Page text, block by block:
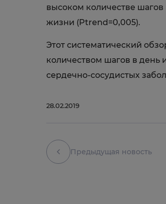
высоком количестве
жизни (Ptrend=0,005).
Этот систематический
количеством шагов в
сердечно-сосудистых
28.02.2019
Предыдущая новость